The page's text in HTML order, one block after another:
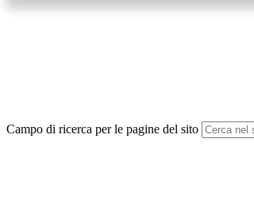
Campo di ricerca per le pagine del sito